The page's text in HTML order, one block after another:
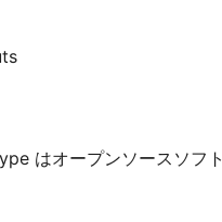
はオープンソースソフ